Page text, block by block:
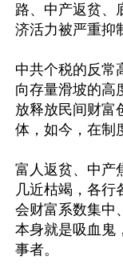
路、中产返贫、
济活力被严重抑
中共个税的反常
向存量滑坡的高
放释放民间财富
体，如今，在制
富人返贫、中产
几近枯竭，各行
会财富系数集中
本身就是吸血鬼
事者。